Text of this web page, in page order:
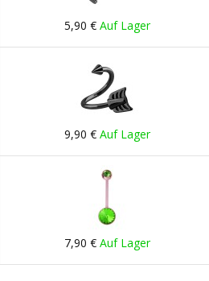
5,90 € Auf Lager
9,90 € Auf Lager
7,90 € Auf Lager